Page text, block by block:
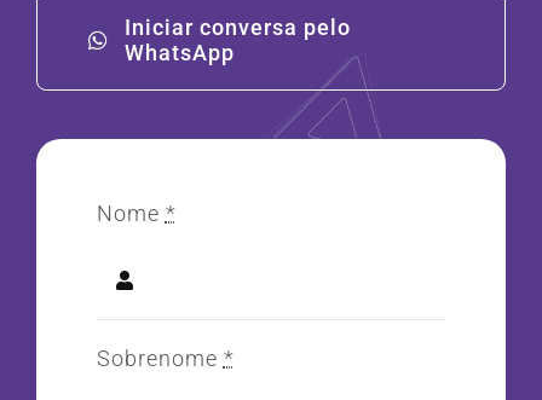
Iniciar conversa pelo
WhatsApp
Nome *
Sobrenome *